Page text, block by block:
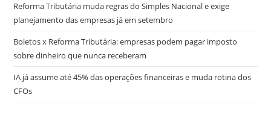
Reforma Tributária muda regras do Simples Nacional e exige
planejamento das empresas já em setembro
Boletos x Reforma Tributária: empresas podem pagar imposto
sobre dinheiro que nunca receberam
IA já assume até 45% das operações financeiras e muda rotina dos
CFOs